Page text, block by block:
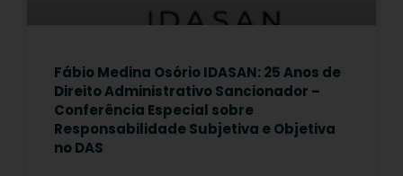
Fábio Medina Osório IDASAN: 25 Anos de
Direito Administrativo Sancionador –
Conferência Especial sobre
Responsabilidade Subjetiva e Objetiva
no DAS